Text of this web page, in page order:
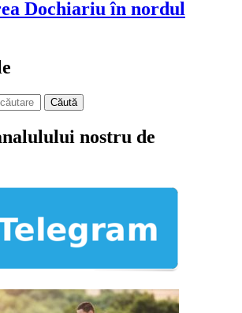
Dochiariu în nordul
Căută
nostru de